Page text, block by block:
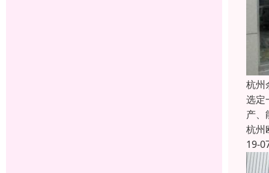
杭州
选定
产、
杭州
19-